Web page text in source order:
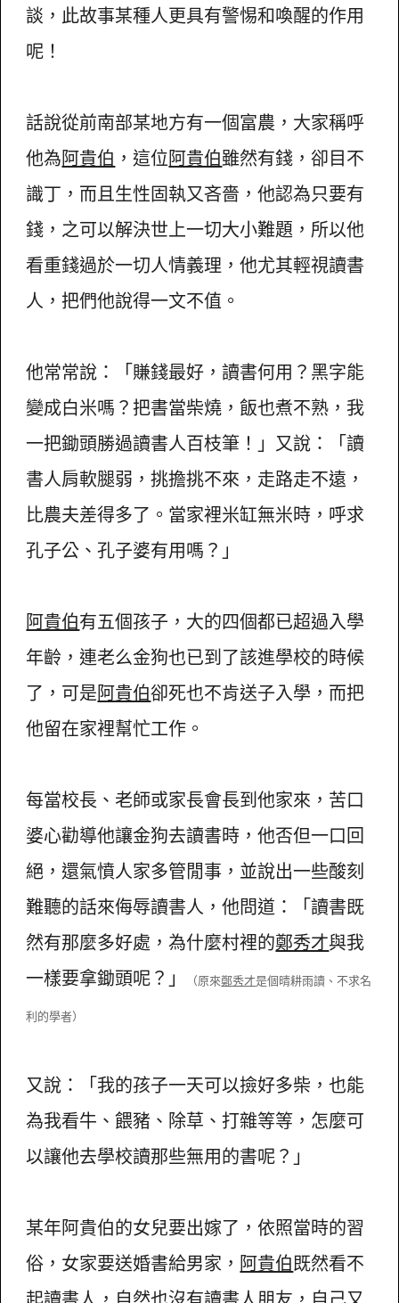
談，此故事某種人更具有警惕和喚醒的作用
呢！
話說從前南部某地方有一個富農，大家稱呼
他為阿貴伯 ，這位阿貴伯雖然有錢，卻目不
識丁，而且生性固執又吝嗇，他認為只要有
錢，之可以解決世上一切大小難題，所以他
看重錢過於一切人情義理，他尤其輕視讀書
人，把們他說得一文不值。
他常常說：「賺錢最好，讀書何用？黑字能
變成白米嗎？把書當柴燒，飯也煮不熟，我
一把鋤頭勝過讀書人百枝筆！」又說：「讀
書人肩軟腿弱，挑擔挑不來，走路走不遠，
比農夫差得多了。當家裡米缸無米時，呼求
孔子公、孔子婆有用嗎？」
阿貴伯有五個孩子，大的四個都已超過入學
年齡，連老么金狗也已到了該進學校的時候
了，可是阿貴伯卻死也不肯送子入學，而把
他留在家裡幫忙工作。
每當校長、老師或家長會長到他家來，苦口
婆心勸導他讓金狗去讀書時，他否但一口回
絕，還氣憤人家多管閒事，並說出一些酸刻
難聽的話來侮辱讀書人，他問道：「讀書既
然有那麼多好處，為什麼村裡的鄭秀才與我
一樣要拿鋤頭呢？」
（原來鄭秀才是個晴耕雨讀、不求名
利的學者）
又說：「我的孩子一天可以撿好多柴，也能
為我看牛、餵豬、除草、打雜等等，怎麼可
以讓他去學校讀那些無用的書呢？」
某年阿貴伯的女兒要出嫁了，依照當時的習
俗，女家要送婚書給男家， 阿貴伯既然看不